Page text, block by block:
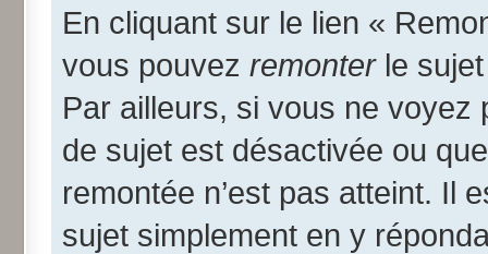
En cliquant sur le lien «
vous pouvez remonterle sujet
Par ailleurs, si vous ne voyez
de sujet est désactivée ou
remontée n’est pas atteint. Il
sujet simplement en y